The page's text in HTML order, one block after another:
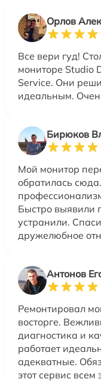
Орлов
Все вери гуд!
мониторе Studio
Service. Они
идеальным.
Бирюков
Мой монитор
обратилась
Быстро выявили
устранили.
дружелюбное
Антонов
Ремонтировал
восторге.
диагностика и
работает
адекватные.
этот сервис